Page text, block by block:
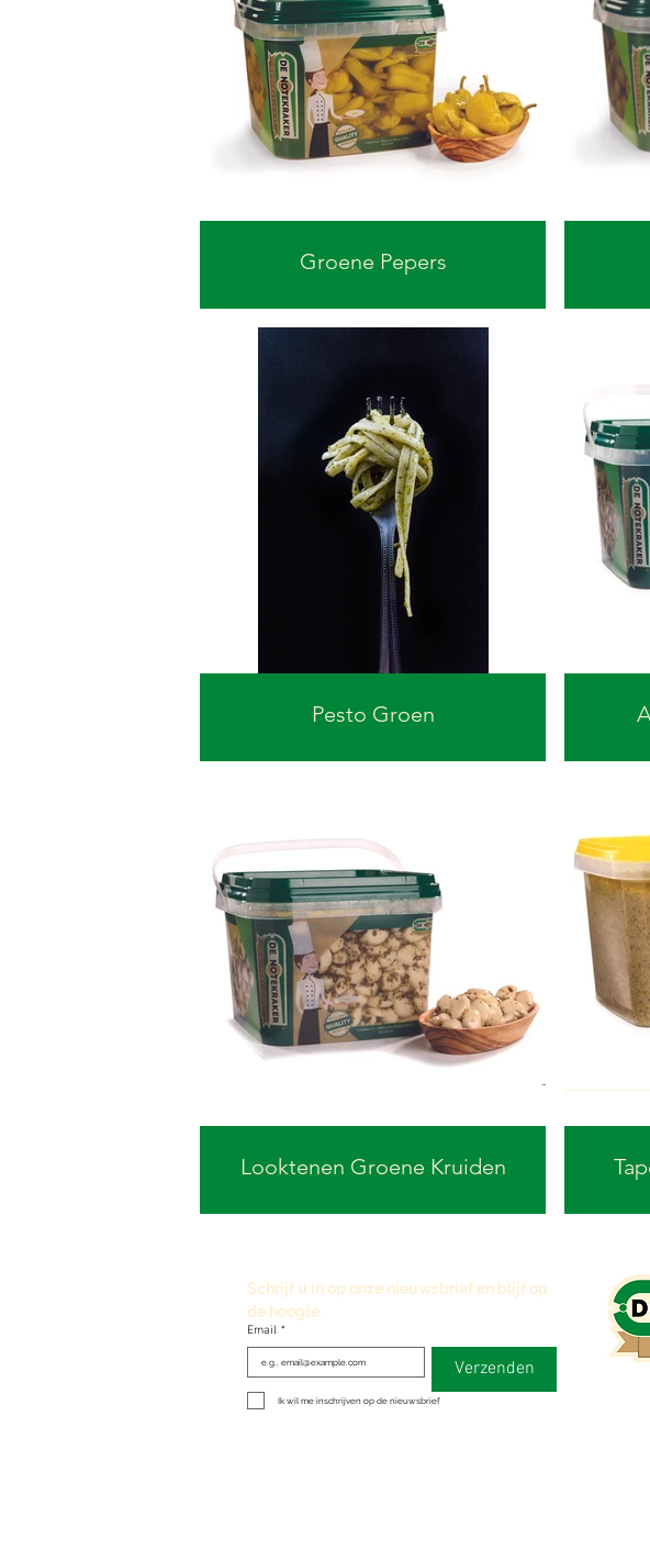
Groene Pepers
Pesto Groen
Looktenen Groene Kruiden
Schrijf u in op onze nieuwsbrief en blijf op
Email *
Verzenden
Ik wil me inschrijven op de nieuwsbrief